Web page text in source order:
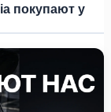
покупают у